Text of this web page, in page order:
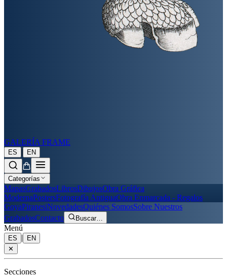
GALERÍA FRAME
ES | EN
Categorías
MapasGrabadosLibrosDibujosObra Gráfica
ModernaPostersFotografía AntiguaObra Enmarcada - Regalos
GoyaPiranesiNovedadesQuiénes SomosSobre Nuestros
GrabadosContacto Buscar…
Menú
ES |
EN
✕
Secciones